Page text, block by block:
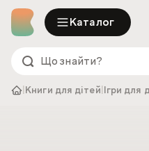
Каталог
Книги для дітей Ігри для